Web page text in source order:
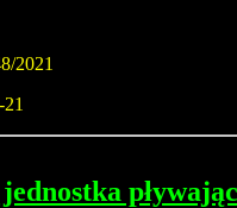
2021
21